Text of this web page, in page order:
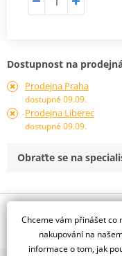
Dostupnost na
Prodejna Praha
dostupné 09.09.
Prodejna Liberec
dostupné 09.09.
Obraťte se na
Jsme autorizovaný
dealer značky
Chceme vám přinášet co
nakupování na
informace o tom, jak